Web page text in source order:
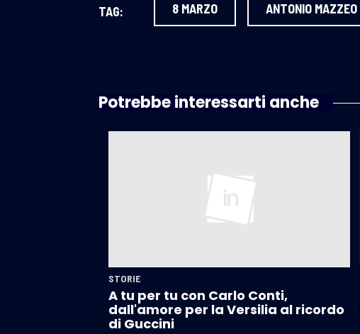
TAG: 8 MARZO ANTONIO MAZZEO
Potrebbe interessarti anche
STORIE
A tu per tu con Carlo Conti,
dall'amore per la Versilia al ricordo
di Guccini